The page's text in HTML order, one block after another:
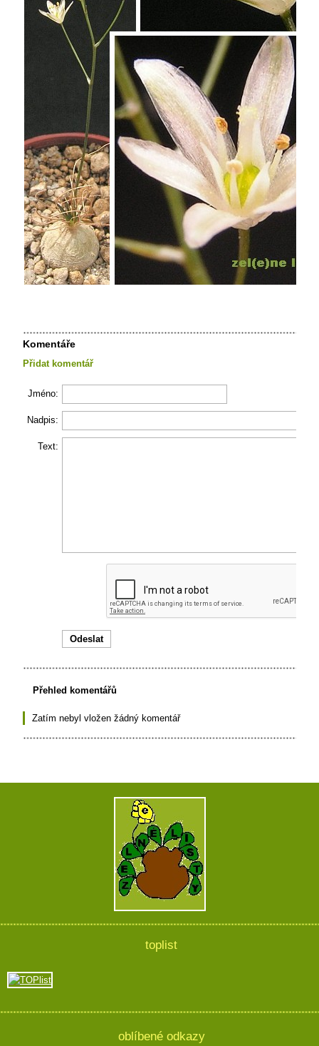
Komentáře
Přidat komentář
Jméno:
Nadpis:
Text:
Přehled komentářů
Zatím nebyl vložen žádný komentář
toplist
oblíbené odkazy